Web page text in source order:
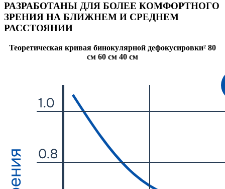
РАЗРАБОТАНЫ ДЛЯ БОЛЕЕ КОМФОРТНОГО
ЗРЕНИЯ НА БЛИЖНЕМ И СРЕДНЕМ
РАССТОЯНИИ
Теоретическая кривая бинокулярной дефокусировки² 80
см 60 см 40 см